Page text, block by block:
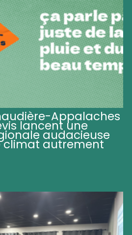
Appalaches
lancent une
audacieuse
climat autrement